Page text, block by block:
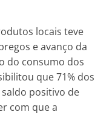
locais teve
e avanço da
do consumo dos
que 71% dos
positivo de
com que a